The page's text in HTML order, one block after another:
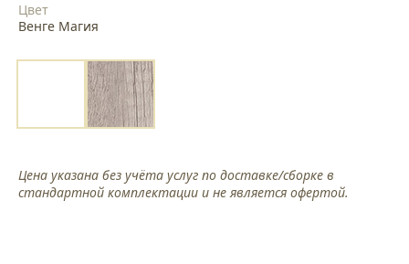
Цвет
Венге Магия
Цена указана без учёта услуг по доставке/сборке в
стандартной комплектации и не является офертой.